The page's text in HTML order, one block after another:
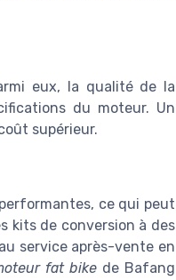
eux, la qualité de la
du moteur. Un
supérieur.
ce qui peut
kits de conversion à des
service après-vente en
fat bike de Bafang